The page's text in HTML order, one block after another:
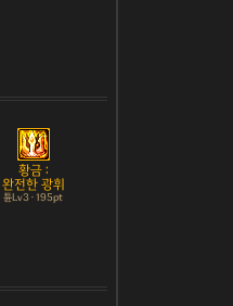
황금 :
완전한 광휘
튠Lv3 · 195pt